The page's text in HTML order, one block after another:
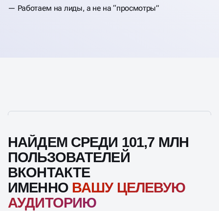
Работаем на лиды, а не на “просмотры”
НАЙДЕМ СРЕДИ 101,7 МЛН
ПОЛЬЗОВАТЕЛЕЙ
ВКОНТАКТЕ
ИМЕННО ВАШУ ЦЕЛЕВУЮ
АУДИТОРИЮ